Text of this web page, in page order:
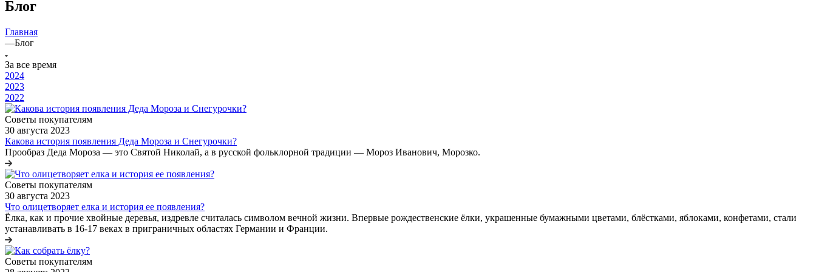
Блог
Главная
—Блог
За все время
2024
2023
2022
Советы покупателям
30 августа 2023
Какова история появления Деда Мороза и Снегурочки?
Прообраз Деда Мороза — это Святой Николай, а в русской фольклорной традиции — Мороз Иванович, Морозко.
Советы покупателям
30 августа 2023
Что олицетворяет елка и история ее появления?
Ёлка, как и прочие хвойные деревья, издревле считалась символом вечной жизни. Впервые рождественские ёлки, украшенные бумажными цветами, блёстками, яблоками, конфетами, стали
устанавливать в 16-17 веках в приграничных областях Германии и Франции.
Советы покупателям